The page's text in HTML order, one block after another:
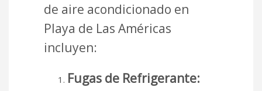
de aire acondicionado en
Playa de Las Américas
incluyen:
Fugas de Refrigerante: